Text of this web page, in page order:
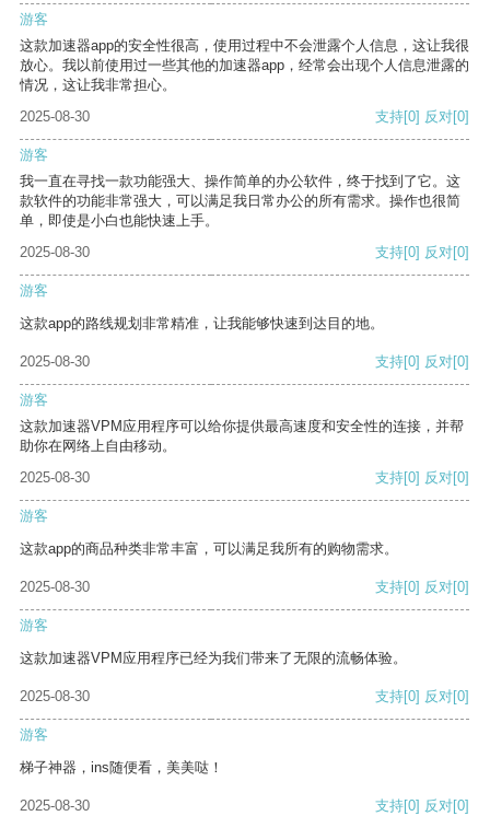
游客
这款加速器app的安全性很高，使用过程中不会泄露个人信息，这让我很
放心。我以前使用过一些其他的加速器app，经常会出现个人信息泄露的
情况，这让我非常担心。
2025-08-30
支持[0] 反对[0]
游客
我一直在寻找一款功能强大、操作简单的办公软件，终于找到了它。这
款软件的功能非常强大，可以满足我日常办公的所有需求。操作也很简
单，即使是小白也能快速上手。
2025-08-30
支持[0] 反对[0]
游客
这款app的路线规划非常精准，让我能够快速到达目的地。
2025-08-30 支持[0] 反对[0]
游客
这款加速器VPM应用程序可以给你提供最高速度和安全性的连接，并帮
助你在网络上自由移动。
2025-08-30
支持[0] 反对[0]
游客
这款app的商品种类非常丰富，可以满足我所有的购物需求。
2025-08-30 支持[0] 反对[0]
游客
这款加速器VPM应用程序已经为我们带来了无限的流畅体验。
2025-08-30 支持[0] 反对[0]
游客
梯子神器，ins随便看，美美哒！
2025-08-30 支持[0] 反对[0]